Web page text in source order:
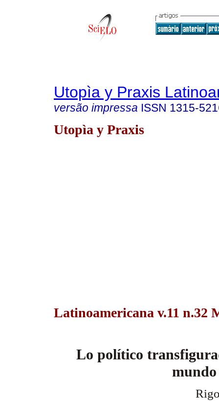
Utopìa y Praxis
versão impressa ISSN 1315-
Utopìa y Praxis
Latinoamericana v.11 n.32
Lo político